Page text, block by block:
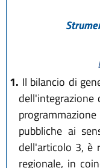
1. Il bilancio di
dell'integrazione
pubbliche ai
dell'articolo 3, è
regionale, in